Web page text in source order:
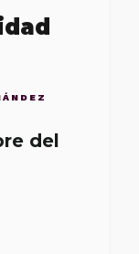
del